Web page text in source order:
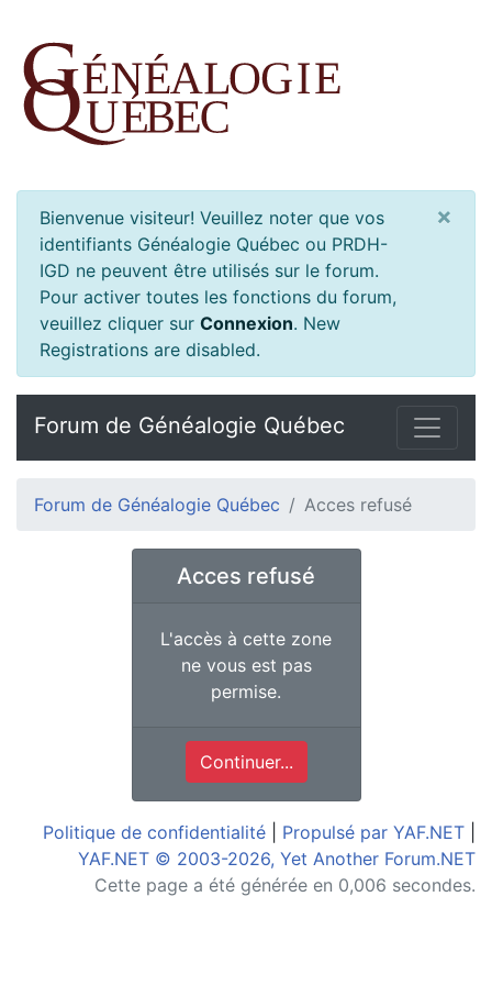
Bienvenue visiteur! Veuillez noter que vos
identifiants Généalogie Québec ou PRDH-
IGD ne peuvent être utilisés sur le forum.
Pour activer toutes les fonctions du forum,
veuillez cliquer sur Connexion. New
Registrations are disabled.
×
Forum de Généalogie Québec
Forum de Généalogie Québec Acces refusé
Acces refusé
L'accès à cette zone
ne vous est pas
permise.
Continuer...
Politique de confidentialité Propulsé par YAF.NET
YAF.NET © 2003-2026, Yet Another Forum.NET
Cette page a été générée en 0,006 secondes.